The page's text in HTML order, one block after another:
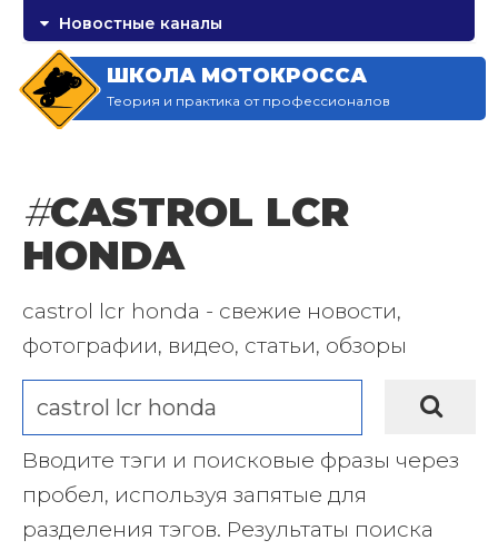
Новостные каналы
ШКОЛА МОТОКРОССА
Теория и практика от профессионалов
#CASTROL LCR
HONDA
castrol lcr honda - свежие новости,
фотографии, видео, статьи, обзоры
Вводите тэги и поисковые фразы через
пробел, используя запятые для
разделения тэгов. Результаты поиска